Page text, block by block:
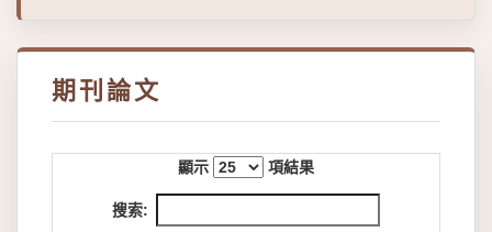
期刊論文
顯示 項結果
搜索: